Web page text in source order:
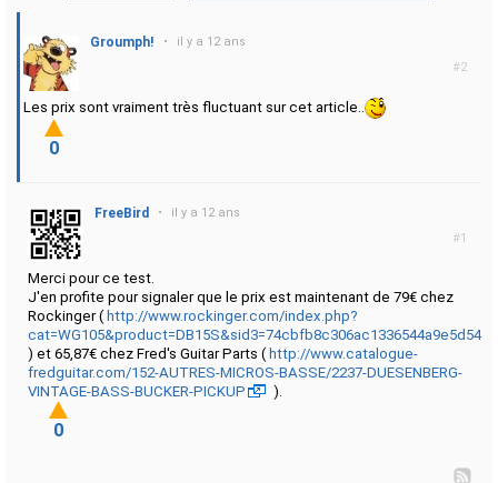
#2
Groumph! • il y a 12 ans
Les prix sont vraiment très fluctuant sur cet article..
0
#1
FreeBird • il y a 12 ans
Merci pour ce test.
J'en profite pour signaler que le prix est maintenant de 79€ chez
Rockinger ( http://www.rockinger.com/index.php?
) et 65,87€ chez Fred's Guitar Parts ( http://www.catalogue-
fredguitar.com/152-AUTRES-MICROS-BASSE/2237-DUESENBERG-
VINTAGE-BASS-BUCKER-PICKUP
).
0